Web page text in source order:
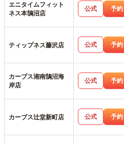
エニタイムフィット
ネス本鵠沼店
公式 予約
ティップネス藤沢店 公式 予約
カーブス湘南鵠沼海
岸店
公式 予約
カーブス辻堂新町店 公式 予約